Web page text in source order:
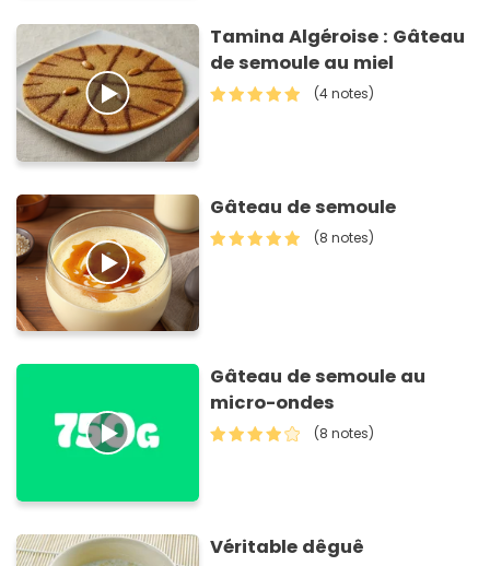
Tamina Algéroise : Gâteau
de semoule au miel
(4 notes)
Gâteau de semoule
(8 notes)
Gâteau de semoule au
micro-ondes
(8 notes)
Véritable dêguê